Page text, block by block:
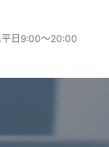
平日9:00〜20:00